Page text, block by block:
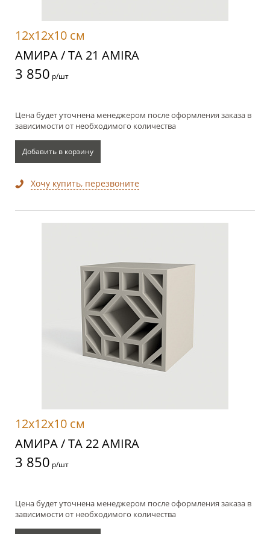
12x12x10 см
АМИРА / TA 21 AMIRA
3 850 р/шт
Цена будет уточнена менеджером после оформления заказа в
зависимости от необходимого количества
Добавить в корзину
Хочу купить, перезвоните
12x12x10 см
АМИРА / TA 22 AMIRA
3 850 р/шт
Цена будет уточнена менеджером после оформления заказа в
зависимости от необходимого количества